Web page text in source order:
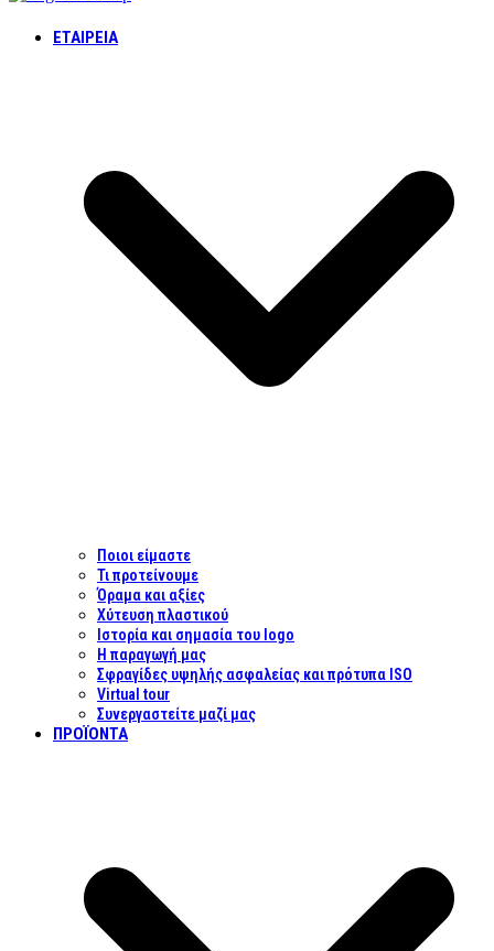
ΕΤΑΙΡΕΊΑ
Ποιοι είμαστε
Τι προτείνουμε
Όραμα και αξίες
Χύτευση πλαστικού
Ιστορία και σημασία του logo
Η παραγωγή μας
Σφραγίδες υψηλής ασφαλείας και πρότυπα ISO
Virtual tour
Συνεργαστείτε μαζί μας
ΠΡΟΪΌΝΤΑ